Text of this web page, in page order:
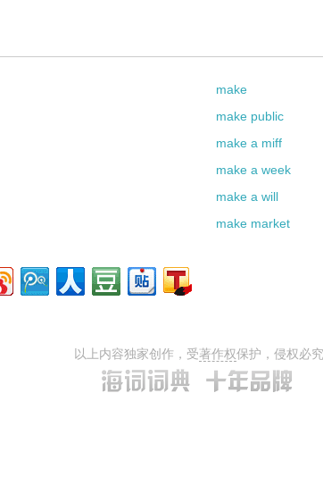
make
make public
make a miff
make a week
make a will
make market
以上内容独家创作，受著作权保护，侵权必究